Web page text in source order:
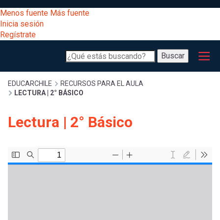
al
contenido
principal
[Educarchile
Escritorio]
Menú
a
Menos fuente Más fuente
Inicia sesión
Regístrate
Buscar
Buscar
Menú
principal
Desarrollo
Expand
Gestión
Expand
Comunidad
Exploración
Sobrescribir
enlaces
de
EDUCARCHILE
RECURSOS PARA EL AULA
LECTURA | 2° BÁSICO
Lectura | 2° Básico
Inicia sesión.